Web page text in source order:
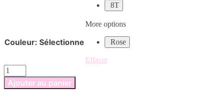
8T
Couleur: Sélectionne
More options
Rose
Effacer
quantité
de
Robe
Ajouter au panier